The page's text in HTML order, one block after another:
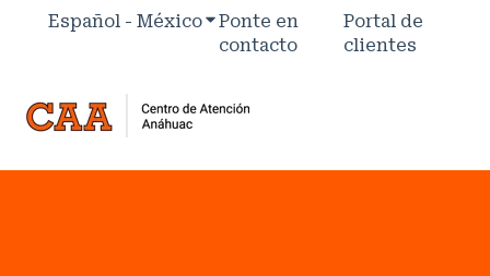
Español - MéxicoTraducciones de Mostrar
Ponte en
contacto
Portal de
clientes